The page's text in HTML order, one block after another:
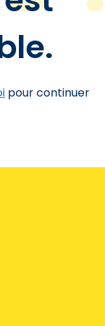
pour continuer